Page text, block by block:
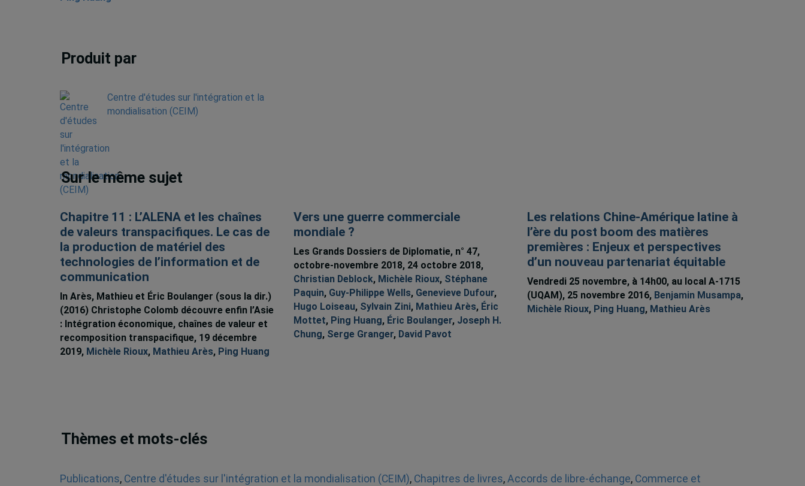
Produit par
Centre d'études sur l'intégration et la
mondialisation (CEIM)
Sur le même sujet
Chapitre 11 : L’ALENA et les chaînes
de valeurs transpacifiques. Le cas de
la production de matériel des
technologies de l’information et de
communication
In Arès, Mathieu et Éric Boulanger (sous la dir.)
(2016) Christophe Colomb découvre enfin l’Asie
: Intégration économique, chaînes de valeur et
recomposition transpacifique, 19 décembre
2019, Michèle Rioux, Mathieu Arès, Ping Huang
Vers une guerre commerciale
mondiale ?
Les Grands Dossiers de Diplomatie, n° 47,
octobre-novembre 2018, 24 octobre 2018,
Christian Deblock, Michèle Rioux, Stéphane
Paquin, Guy-Philippe Wells, Genevieve Dufour,
Hugo Loiseau, Sylvain Zini, Mathieu Arès, Éric
Mottet, Ping Huang, Éric Boulanger, Joseph H.
Chung, Serge Granger, David Pavot
Les relations Chine-Amérique latine à
l’ère du post boom des matières
premières : Enjeux et perspectives
d’un nouveau partenariat équitable
Vendredi 25 novembre, à 14h00, au local A-1715
(UQAM), 25 novembre 2016, Benjamin Musampa,
Michèle Rioux, Ping Huang, Mathieu Arès
Thèmes et mots-clés
Publications, Centre d'études sur l'intégration et la mondialisation (CEIM), Chapitres de livres, Accords de libre-échange, Commerce et